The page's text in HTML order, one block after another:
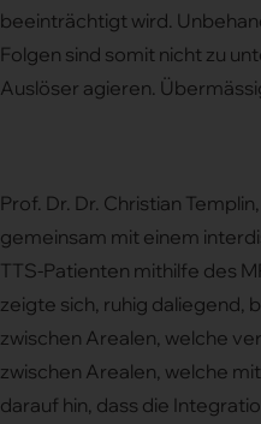
beeinträchtigt wird.
Folgen sind somit nicht zu
Auslöser agieren.
Prof. Dr. Dr. Christian
gemeinsam mit einem
TTS-Patienten mithilfe des
zeigte sich, ruhig daliegend,
zwischen Arealen, welche
zwischen Arealen, welche
darauf hin, dass die